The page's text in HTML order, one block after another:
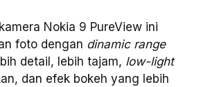
Nokia 9 PureView ini
foto dengan dinamic range
detail, lebih tajam, low-light
dan efek bokeh yang lebih